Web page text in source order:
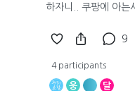
하자니.. 쿠팡에 아는
9
4 participants
웅 달